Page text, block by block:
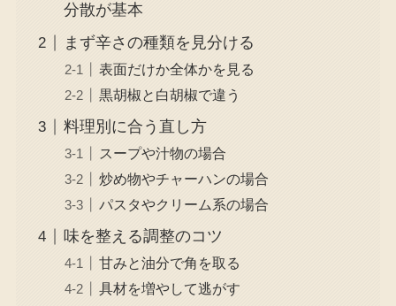
分散が基本
まず辛さの種類を見分ける
表面だけか全体かを見る
黒胡椒と白胡椒で違う
料理別に合う直し方
スープや汁物の場合
炒め物やチャーハンの場合
パスタやクリーム系の場合
味を整える調整のコツ
甘みと油分で角を取る
具材を増やして逃がす